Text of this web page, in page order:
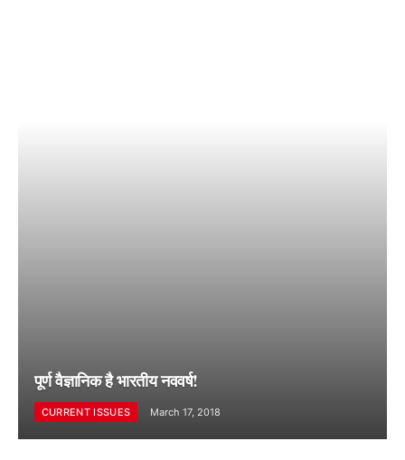
पूर्ण वैज्ञानिक है भारतीय नववर्ष!
CURRENT ISSUES March 17, 2018